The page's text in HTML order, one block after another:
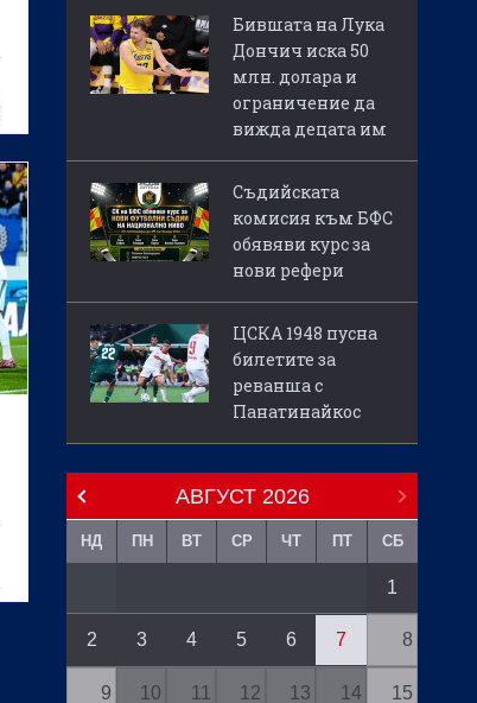
Бившата на Лука
Дончич иска 50
млн. долара и
ограничение да
вижда децата им
Съдийската
комисия към БФС
обявяви курс за
нови рефери
ЦСКА 1948 пусна
билетите за
реванша с
Панатинайкос
АВГУСТ 2026
НД ПН ВТ СР ЧТ ПТ СБ
1
2 3 4 5 6 7 8
9 10 11 12 13 14 15